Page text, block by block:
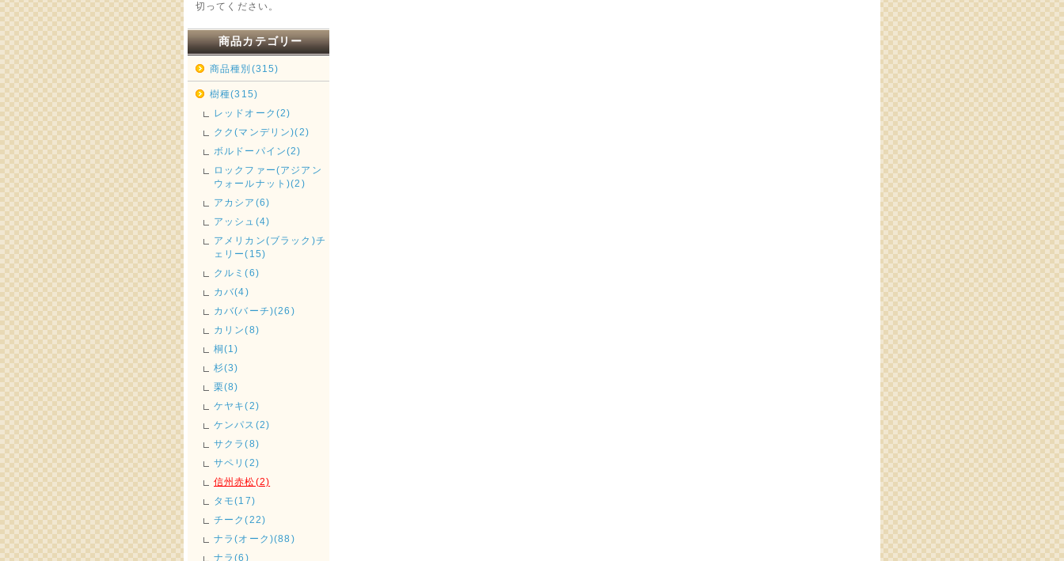
切ってください。
商品カテゴリー
商品種別(315)
樹種(315)
レッドオーク(2)
クク(マンデリン)(2)
ボルドーパイン(2)
ロックファー(アジアン
ウォールナット)(2)
アカシア(6)
アッシュ(4)
アメリカン(ブラック)チ
ェリー(15)
クルミ(6)
カバ(4)
カバ(バーチ)(26)
カリン(8)
桐(1)
杉(3)
栗(8)
ケヤキ(2)
ケンパス(2)
サクラ(8)
サペリ(2)
信州赤松(2)
タモ(17)
チーク(22)
ナラ(オーク)(88)
ナラ(6)